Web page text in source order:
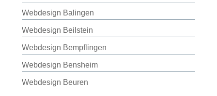
Webdesign Balingen
Webdesign Beilstein
Webdesign Bempflingen
Webdesign Bensheim
Webdesign Beuren